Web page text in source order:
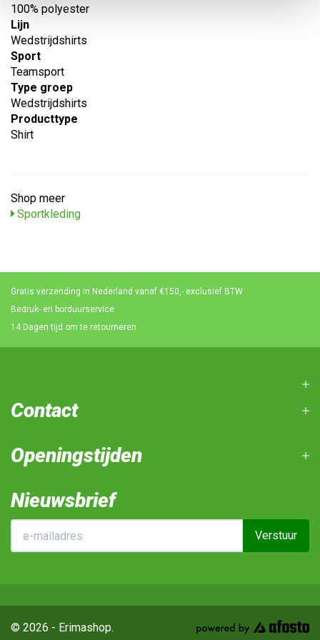
100% polyester
Lijn
Wedstrijdshirts
Sport
Teamsport
Type groep
Wedstrijdshirts
Producttype
Shirt
Shop meer
Sportkleding
Gratis verzending in Nederland vanaf €150,- exclusief BTW
Bedruk- en borduurservice
14 Dagen tijd om te retourneren
Contact
Openingstijden
Nieuwsbrief
Verstuur
© 2026 - Erimashop.